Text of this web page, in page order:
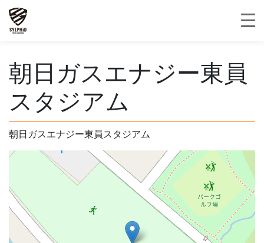
朝日ガスエナジー東員
スタジアム
朝日ガスエナジー東員スタジアム